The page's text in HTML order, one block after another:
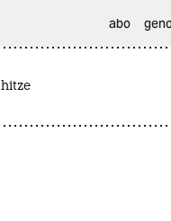
abo
hitze